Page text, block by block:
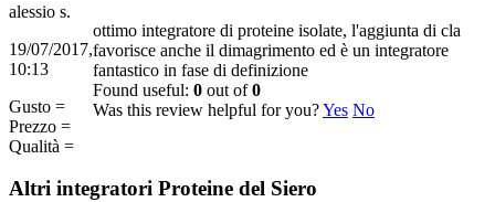
alessio s.
19/07/2017,
10:13
Gusto =
Prezzo =
Qualità =
ottimo integratore di proteine isolate, l'aggiunta di cla
favorisce anche il dimagrimento ed è un integratore
fantastico in fase di definizione
Found useful: 0 out of0
Was this review helpful for you?Yes No
Altri integratori Proteine del Siero